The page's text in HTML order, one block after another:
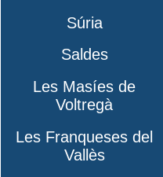
Súria
Saldes
Les Masíes de
Voltregà
Les Franqueses del
Vallès